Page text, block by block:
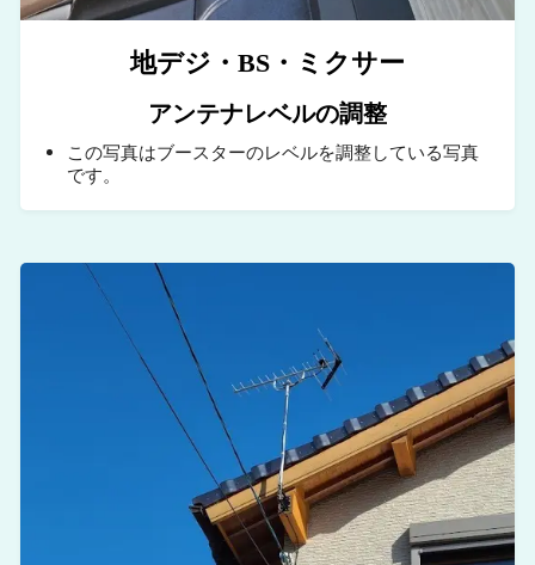
地デジ・BS・ミクサー
アンテナレベルの調整
この写真はブースターのレベルを調整している写真
です。